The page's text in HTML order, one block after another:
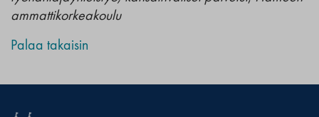
ammattikorkeakoulu
Palaa takaisin